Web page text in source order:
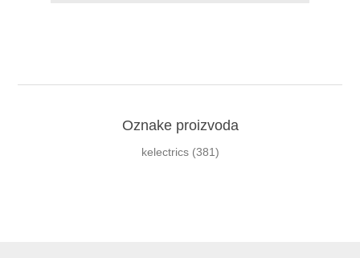
Oznake proizvoda
kelectrics (381)